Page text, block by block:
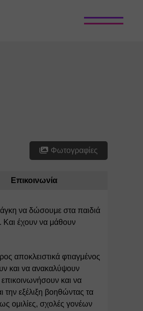
Φωτογραφίες
Επικοινωνία
να δώσουμε στα παιδιά
Και έχουν να μάθουν
αποκλειστικά φτιαγμένος
και να ανακαλύψουν
και να
την εξέλιξη βοηθώντας τα
ομιλίες, σχολές γονέων